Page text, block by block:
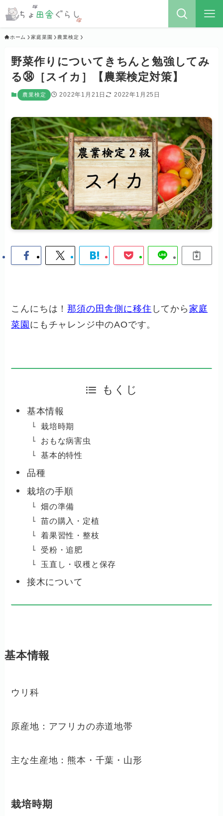
ホーム 家庭菜園 農業検定
野菜作りについてきちんと勉強してみ
る㊳［スイカ］【農業検定対策】
農業検定 2022年1月21日 2022年1月25日
こんにちは！那須の田舎側に移住 してから 家庭
菜園 にもチャレンジ中のAOです。
もくじ
基本情報
栽培時期
おもな病害虫
基本的特性
品種
栽培の手順
畑の準備
苗の購入・定植
着果習性・整枝
受粉・追肥
玉直し・収穫と保存
接木について
基本情報
ウリ科
原産地：アフリカの赤道地帯
主な生産地：熊本・千葉・山形
栽培時期